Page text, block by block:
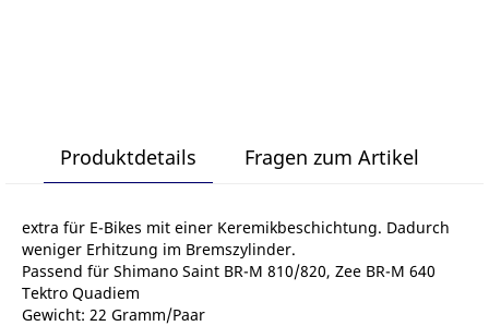
Produktdetails Fragen zum Artikel
extra für E-Bikes mit einer Keremikbeschichtung. Dadurch
weniger Erhitzung im Bremszylinder.
Passend für Shimano Saint BR-M 810/820, Zee BR-M 640
Tektro Quadiem
Gewicht: 22 Gramm/Paar